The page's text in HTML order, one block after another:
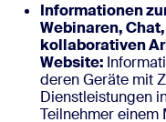
Informationen
Webinaren,
kollaborativen
Website:
deren Geräte mit
Dienstleistungen
Teilnehmer